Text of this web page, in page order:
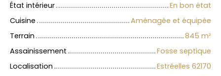
État intérieur
En bon état
Cuisine
Aménagée et équipée
Terrain
845 m²
Assainissement
Fosse septique
Localisation
Estréelles 62170